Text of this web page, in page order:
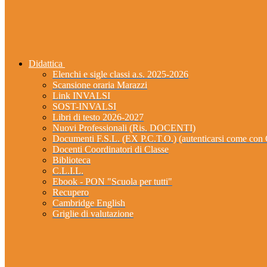
Didattica
Elenchi e sigle classi a.s. 2025-2026
Scansione oraria Marazzi
Link INVALSI
SOST-INVALSI
Libri di testo 2026-2027
Nuovi Professionali (Ris. DOCENTI)
Documenti F.S.L. (EX P.C.T.O.) (autenticarsi come
Docenti Coordinatori di Classe
Biblioteca
C.L.I.L.
Ebook - PON "Scuola per tutti"
Recupero
Cambridge English
Griglie di valutazione